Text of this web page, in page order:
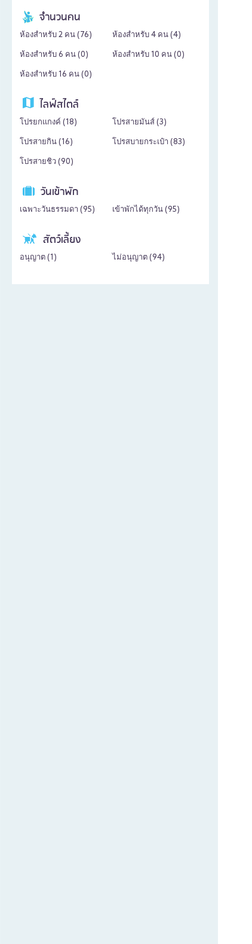
จำนวนคน
ห้องสำหรับ 2 คน ( 76) ห้องสำหรับ 4 คน (4)
ห้องสำหรับ 6 คน (0) ห้องสำหรับ 10 คน (0)
ห้องสำหรับ 16 คน (0)
ไลฟ์สไตล์
โปรยกแกงค์ (18) โปรสายมันส์ (3)
โปรสายกิน (16) โปรสบายกระเป๋า (83)
โปรสายชิว ( 90)
วันเข้าพัก
เฉพาะวันธรรมดา ( 95) เข้าพักได้ทุกวัน ( 95)
สัตว์เลี้ยง
อนุญาต (1 ) ไม่อนุญาต ( 94)